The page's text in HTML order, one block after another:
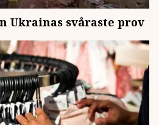
svåraste prov